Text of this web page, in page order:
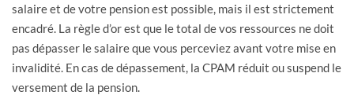
salaire et de votre pension est possible, mais il est strictement
encadré. La règle d’or est que le total de vos ressources ne doit
pas dépasser le salaire que vous perceviez avant votre mise en
invalidité. En cas de dépassement, la CPAM réduit ou suspend le
versement de la pension.